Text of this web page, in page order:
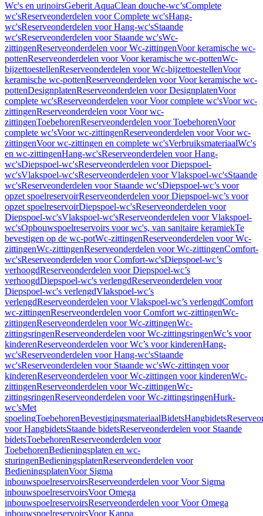
Wc's en urinoirsGeberit AquaClean douche-wc’sComplete
wc'sReserveonderdelen voor Complete wc'sHang-
wc'sReserveonderdelen voor Hang-wc'sStaande
wc'sReserveonderdelen voor Staande wc'sWc-
zittingenReserveonderdelen voor Wc-zittingenVoor keramische wc-
pottenReserveonderdelen voor Voor keramische wc-pottenWc-
bijzettoestellenReserveonderdelen voor Wc-bijzettoestellenVoor
keramische wc-pottenReserveonderdelen voor Voor keramische wc-
pottenDesignplatenReserveonderdelen voor DesignplatenVoor
complete wc'sReserveonderdelen voor Voor complete wc'sVoor wc-
zittingenReserveonderdelen voor Voor wc-
zittingenToebehorenReserveonderdelen voor ToebehorenVoor
complete wc'sVoor wc-zittingenReserveonderdelen voor Voor wc-
zittingenVoor wc-zittingen en complete wc'sVerbruiksmateriaalWc's
en wc-zittingenHang-wc'sReserveonderdelen voor Hang-
wc'sDiepspoel-wc'sReserveonderdelen voor Diepspoel-
wc'sVlakspoel-wc'sReserveonderdelen voor Vlakspoel-wc'sStaande
wc'sReserveonderdelen voor Staande wc'sDiepspoel-wc’s voor
opzet spoelreservoirReserveonderdelen voor Diepspoel-wc’s voor
opzet spoelreservoirDiepspoel-wc'sReserveonderdelen voor
Diepspoel-wc'sVlakspoel-wc'sReserveonderdelen voor Vlakspoel-
wc'sOpbouwspoelreservoirs voor wc's, van sanitaire keramiekTe
bevestigen op de wc-potWc-zittingenReserveonderdelen voor Wc-
zittingenWc-zittingenReserveonderdelen voor Wc-zittingenComfort-
wc'sReserveonderdelen voor Comfort-wc'sDiepspoel-wc’s
verhoogdReserveonderdelen voor Diepspoel-wc’s
verhoogdDiepspoel-wc's verlengdReserveonderdelen voor
Diepspoel-wc's verlengdVlakspoel-wc’s
verlengdReserveonderdelen voor Vlakspoel-wc’s verlengdComfort
wc-zittingenReserveonderdelen voor Comfort wc-zittingenWc-
zittingenReserveonderdelen voor Wc-zittingenWc-
zittingsringenReserveonderdelen voor Wc-zittingsringenWc’s voor
kinderenReserveonderdelen voor Wc’s voor kinderenHang-
wc'sReserveonderdelen voor Hang-wc'sStaande
wc'sReserveonderdelen voor Staande wc'sWc-zittingen voor
kinderenReserveonderdelen voor Wc-zittingen voor kinderenWc-
zittingenReserveonderdelen voor Wc-zittingenWc-
zittingsringenReserveonderdelen voor Wc-zittingsringenHurk-
wc’sMet
spoelingToebehorenBevestigingsmateriaalBidetsHangbidets
voor HangbidetsStaande bidetsReserveonderdelen voor Staande
bidetsToebehorenReserveonderdelen voor
ToebehorenBedieningsplaten en wc-
sturingenBedieningsplatenReserveonderdelen voor
BedieningsplatenVoor Sigma
inbouwspoelreservoirsReserveonderdelen voor Voor Sigma
inbouwspoelreservoirsVoor Omega
inbouwspoelreservoirsReserveonderdelen voor Voor Omega
inbouwspoelreservoirsVoor Kappa